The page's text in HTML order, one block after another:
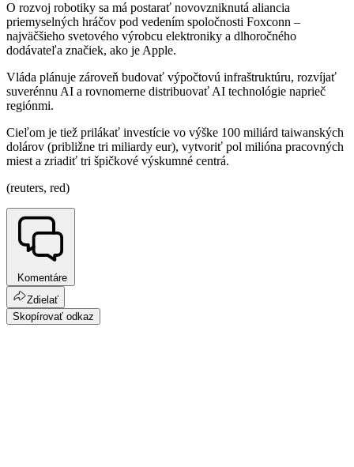
O rozvoj robotiky sa má postarať novovzniknutá aliancia
priemyselných hráčov pod vedením spoločnosti Foxconn –
najväčšieho svetového výrobcu elektroniky a dlhoročného
dodávateľa značiek, ako je Apple.
Vláda plánuje zároveň budovať výpočtovú infraštruktúru, rozvíjať
suverénnu AI a rovnomerne distribuovať AI technológie naprieč
regiónmi.
Cieľom je tiež prilákať investície vo výške 100 miliárd taiwanských
dolárov (približne tri miliardy eur), vytvoriť pol milióna pracovných
miest a zriadiť tri špičkové výskumné centrá.
(reuters, red)
Komentáre
Zdielať
Skopírovať odkaz